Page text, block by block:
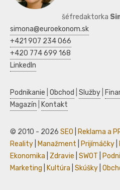
šéfredaktorka
simona@euroekonom.sk
+421 907 234 066
+420 774 699 168
LinkedIn
Podnikanie Obchod Služby
Magazín
Kontakt
© 2010 - 2026 SEO Reklama a
Reality
Manažment Prijímáčky
Ekonomika
Zdravie SWOT
Marketing
Kultúra Skúšky